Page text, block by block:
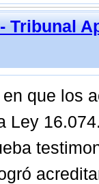
Tribunal
que los
Ley